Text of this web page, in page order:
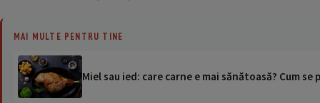
MAI MULTE PENTRU TINE
Miel sau ied: care carne e mai sănătoasă? Cum se